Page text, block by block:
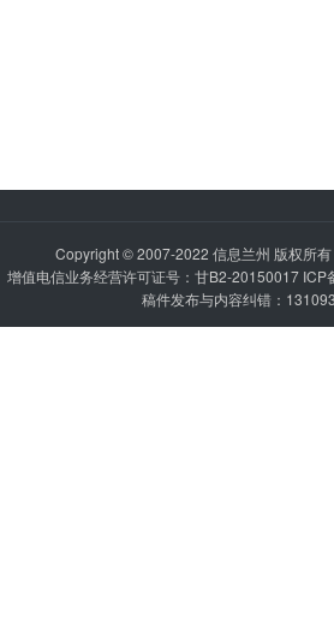
Copyright © 2007-2022 信息兰州 版权所
增值电信业务经营许可证号：甘B2-20150017 ICP
稿件发布与内容纠错：